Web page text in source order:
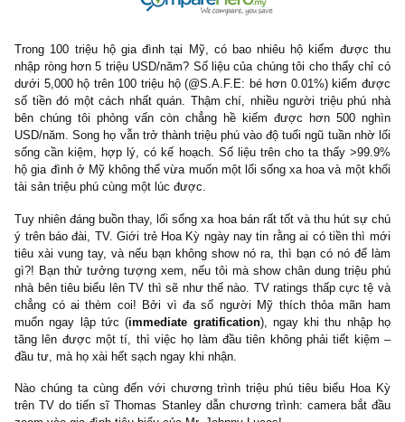
lượng % rất nhỏ vận động viên hay nghệ sĩ có được tài sản
lifestyles), miễn họ nghĩ rằng mình vẫn còn trẻ và còn duy trì
nguồn thu nhập cao đó.